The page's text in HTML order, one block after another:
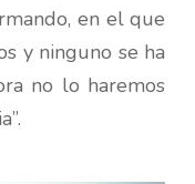
en el que
y ninguno se ha
no lo haremos